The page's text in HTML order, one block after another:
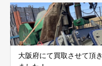
大阪府にて買取させて頂き